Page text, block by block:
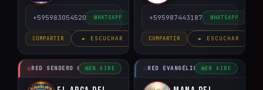
+595983054520 WHATSAPP
COMPARTIR ► ESCUCHAR
+595987443187 WHATSAPP
COMPARTIR ► ESCUCHAR
RED SENDERO CRISTIANO
EN AIRE RED EVANGÉLICO DEL PARAGUAY
EN AIRE